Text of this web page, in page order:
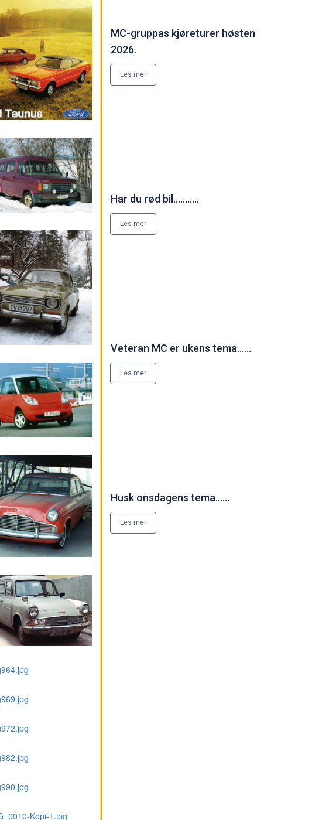
MC-gruppas kjøreturer høsten
2026.
Les mer
Har du rød bil...........
Les mer
Veteran MC er ukens tema......
Les mer
Husk onsdagens tema......
Les mer